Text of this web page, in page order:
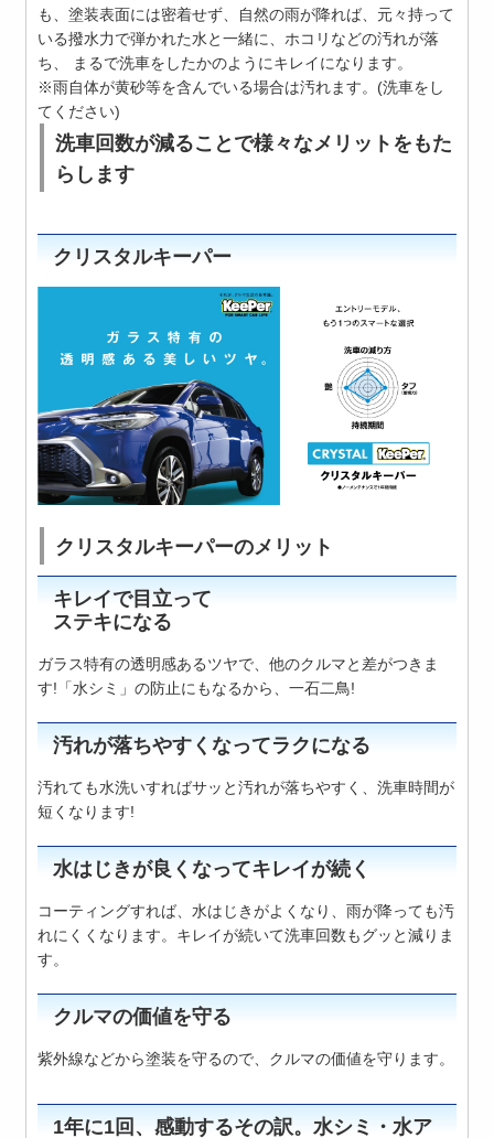
も、塗装表面には密着せず、自然の雨が降れば、元々持って
いる撥水力で弾かれた水と一緒に、ホコリなどの汚れが落
ち、 まるで洗車をしたかのようにキレイになります。
※雨自体が黄砂等を含んでいる場合は汚れます。(洗車をし
てください)
洗車回数が減ることで様々なメリットをもた
らします
クリスタルキーパー
クリスタルキーパーのメリット
キレイで目立って
ステキになる
ガラス特有の透明感あるツヤで、他のクルマと差がつきま
す! 「水シミ」の防止にもなるから、一石二鳥!
汚れが落ちやすくなってラクになる
汚れても水洗いすればサッと汚れが落ちやすく、洗車時間が
短くなります!
水はじきが良くなってキレイが続く
コーティングすれば、水はじきがよくなり、雨が降っても汚
れにくくなります。キレイが続いて洗車回数もグッと減りま
す。
クルマの価値を守る
紫外線などから塗装を守るので、クルマの価値を守ります。
1年に1回、感動するその訳。水シミ・水ア